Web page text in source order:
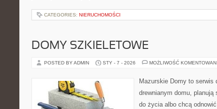
CATEGORIES: NIERUCHOMOŚCI
DOMY SZKIELETOWE
POSTED BY ADMIN STY - 7 - 2026 MOŻLIWOŚĆ
Mazurskie Domy to serwis
drewnianym domu, planują
do życia albo chcą